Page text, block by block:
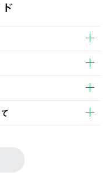
けます。
品を発送いたします。
日以降のご注文は週明け
様ご負担とさせていただ
ページ内 購入履歴画面に